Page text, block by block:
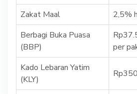
Zakat Maal
2,5%
Berbagi Buka Puasa
(BBP)
per
Kado Lebaran Yatim
(KLY)